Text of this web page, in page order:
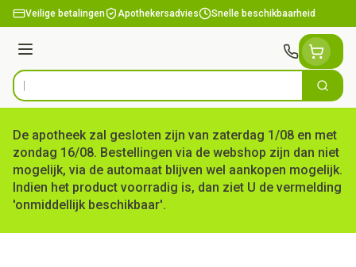
Ga naar de inhoud
Veilige betalingen Apothekersadvies Snelle beschikbaarheid
Menu
Product, merk, categorie... Zoek
De apotheek zal gesloten zijn van zaterdag 1/08 en met
zondag 16/08. Bestellingen via de webshop zijn dan niet
mogelijk, via de automaat blijven wel aankopen mogelijk.
Indien het product voorradig is, dan ziet U de vermelding
'onmiddellijk beschikbaar'.